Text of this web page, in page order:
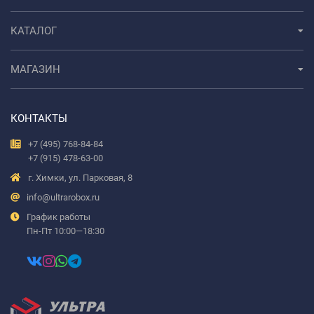
КАТАЛОГ
МАГАЗИН
КОНТАКТЫ
+7 (495) 768-84-84
+7 (915) 478-63-00
г. Химки, ул. Парковая, 8
info@ultrarobox.ru
График работы
Пн-Пт 10:00—18:30